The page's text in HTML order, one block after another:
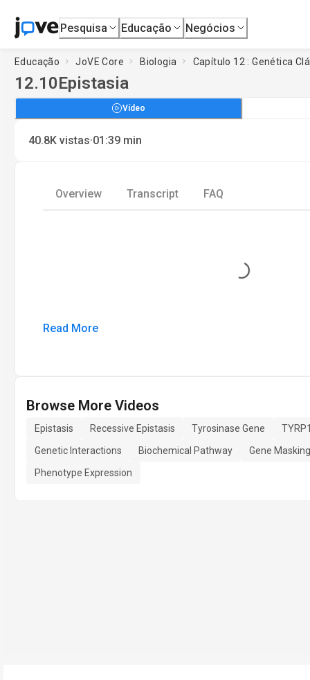
Pesquisa Educação Negócios
Educação JoVE Core Biologia Capítulo 12 : Genética
12.10Epistasia
Vídeo
40.8K vistas·01:39 min
Overview Transcript FAQ
Loading...
Read More
Browse More Videos
Epistasis Recessive Epistasis Tyrosinase Gene
Genetic Interactions
Biochemical Pathway
Gene Masking
Phenotype Expression